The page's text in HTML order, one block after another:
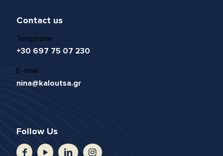
Contact us
Telephone:
+30 697 75 07 230
E-mail:
nina@kaloutsa.gr
Follow Us